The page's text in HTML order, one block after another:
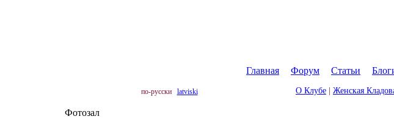
Главная
Форум Статьи
по-русски latviski О Клубе Женская
Фотозал